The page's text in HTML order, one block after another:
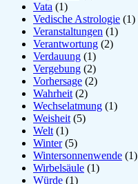
Vata (1)
Vedische Astrologie (1)
Veranstaltungen (1)
Verantwortung (2)
Verdauung (1)
Vergebung (2)
Vorhersage (2)
Wahrheit (2)
Wechselatmung (1)
Weisheit (5)
Welt (1)
Winter(5)
Wintersonnenwende (1)
Wirbelsäule (1)
Würde (1)